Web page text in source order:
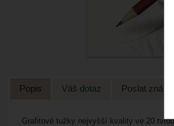
Popis Váš dotaz Poslat
Grafitové tužky nejvyšší kvality ve 20